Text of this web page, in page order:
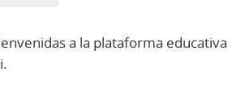
a la plataforma educativa